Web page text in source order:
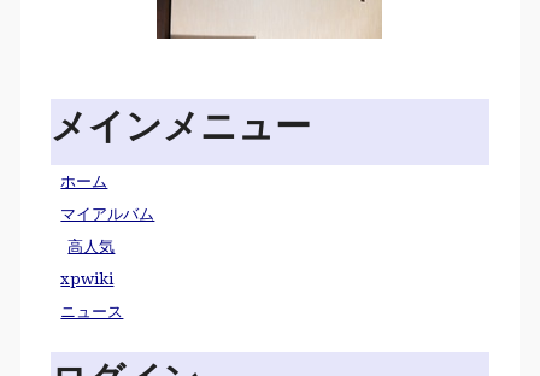
メインメニュー
ホーム
マイアルバム
高人気
xpwiki
ニュース